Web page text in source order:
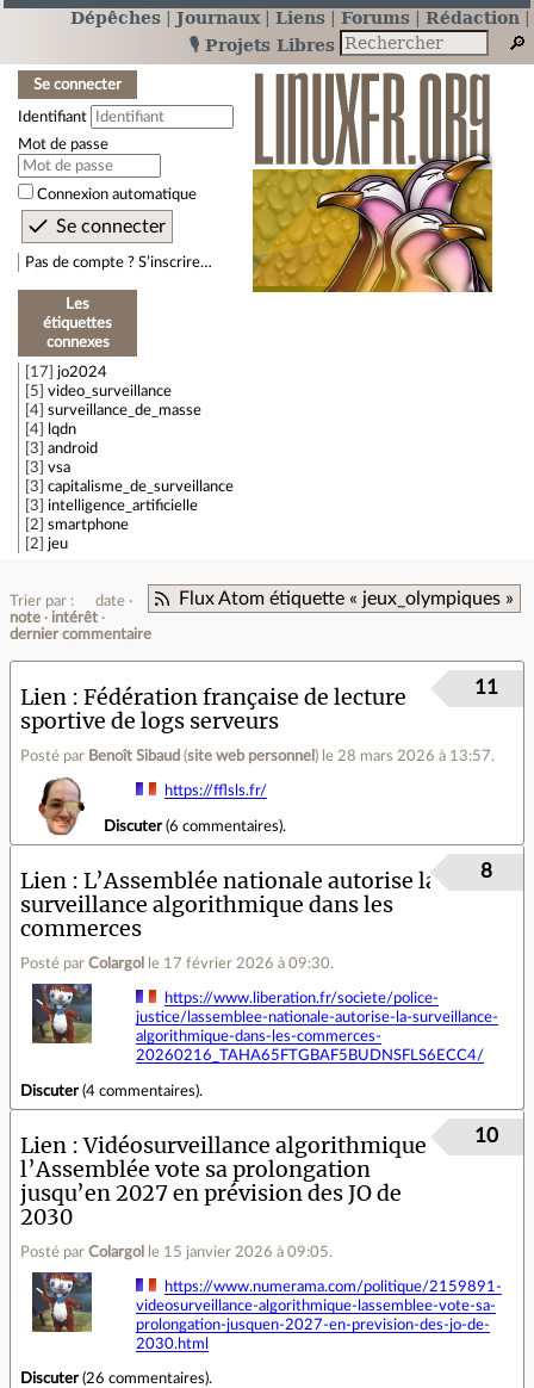
Dépêches Journaux Liens Forums
Rédaction
🎙️ Projets Libres
Se connecter
Identifiant
Mot de passe
Connexion automatique
Pas de compte ? S’inscrire…
Les
étiquettes
connexes
17
jo2024
5
video_surveillance
4
surveillance_de_masse
4
lqdn
3
android
3
vsa
3
capitalisme_de_surveillance
3
intelligence_artificielle
2
smartphone
2
jeu
Flux Atom étiquette « jeux_olympiques »
Trier par :
date
note
intérêt
dernier commentaire
Lien
Fédération française de lecture
sportive de logs serveurs
Posté par Benoît Sibaud (site web personnel ) le 28 mars 2026 à 13:57.
11
https://fflsls.fr/
Discuter(6 commentaires).
Lien
L’Assemblée nationale autorise la
surveillance algorithmique dans les
commerces
Posté par Colargol le 17 février 2026 à 09:30.
8
https://www.liberation.fr/societe/police-
justice/lassemblee-nationale-autorise-la-surveillance-
algorithmique-dans-les-commerces-
20260216_TAHA65FTGBAF5BUDNSFLS6ECC4/
Discuter(4 commentaires).
Lien
Vidéosurveillance algorithmique :
l’Assemblée vote sa prolongation
jusqu’en 2027 en prévision des JO de
2030
Posté par Colargol le 15 janvier 2026 à 09:05.
10
https://www.numerama.com/politique/2159891-
videosurveillance-algorithmique-lassemblee-vote-sa-
prolongation-jusquen-2027-en-prevision-des-jo-de-
2030.html
Discuter(26 commentaires).